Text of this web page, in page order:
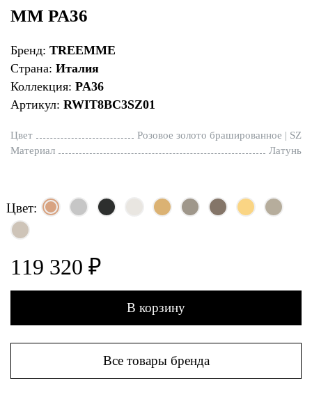
ММ PA36
Бренд: TREEMME
Страна: Италия
Коллекция: PA36
Артикул: RWIT8BC3SZ01
Цвет
Розовое золото брашированное | SZ
Материал
Латунь
Цвет:
119 320 ₽
В корзину
Все товары бренда